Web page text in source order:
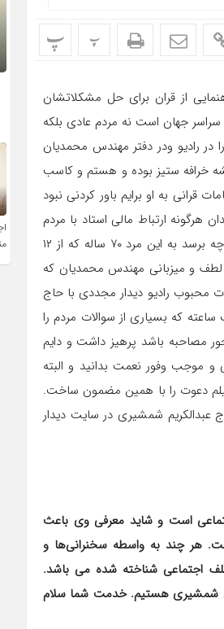
پ پ
از قران برای حل مشکلاتشان
سراسر جهان است نه مردم عادی بلکه
رادیو ودر دفتر مهندس محمدیان
خرافه ستیز بوده و هستم و کاسب
قرانی به او برایم باور کردنی نبود
هرگونه ارتباط مالی استاد با مردم
موجب شده باور کنم نور قران می تواند در جان برخی از انسانها روشنگر و حیات بخش باشد. چه برسد به این مرد ۷۰ ساله که از ۱۲
لطف و میزبانی مهندس محمدیان که
محبوب رادیو دیدار مجددی با حاج
که بسیاری از سوالات مردم را
مصاحبه باشد پرهیز داشت و دایم
و موجب وفور نعمت بدانید و البته
دعوت را با همین مضمون ساخت.
شمشیری در سایت دیدار
است و شاید معرفی وی باعث
هر چند به واسطه سخنرانی‌ها و
اجتماعی شناخته شده می باشد.
شمشیری هستیم. خدمت شما سلام